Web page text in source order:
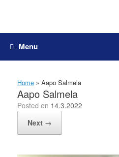
Menu
Home » Aapo Salmela
Aapo Salmela
Posted on 14.3.2022
Next →